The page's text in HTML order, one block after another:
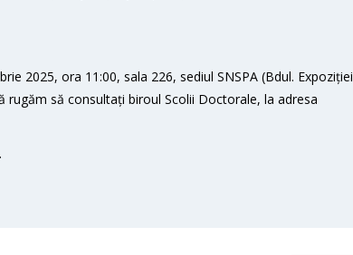
2025, ora 11:00, sala 226, sediul SNSPA (Bdul. Expoziției
rugăm să consultați biroul Scolii Doctorale, la adresa